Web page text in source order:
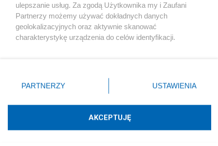
X Facebook Instagram Youtube
Technologię dostarcza:W3media.pl
ulepszanie usług. Za zgodą Użytkownika my i Zaufani
Partnerzy możemy używać dokładnych danych
geolokalizacyjnych oraz aktywnie skanować
charakterystykę urządzenia do celów identyfikacji.
zmienić/wycofać klikając przycisk ustawień prywatności
znajdujący się w lewym dolnym rogu strony
rodzaje przetwarzania danych nie wymagają zgody
użytkownika, ale masz prawo sprzeciwić się takiemu
przetwarzaniu. Preferencje będą miały zastosowania tylko
PARTNERZY USTAWIENIA
AKCEPTUJĘ